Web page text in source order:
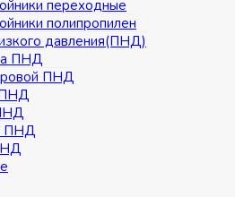
переходные
полипропилен
давления(ПНД)
ПНД
ПНД
ПНД